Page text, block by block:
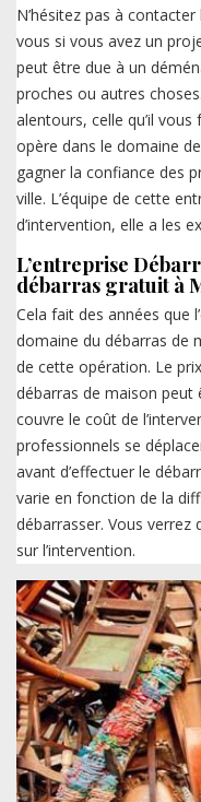
N’hésitez pas à
vous si vous avez un
peut être due à un
proches ou autres
alentours, celle qu’il vous
opère dans le domaine
gagner la confiance des
ville. L’équipe de cette
d’intervention, elle a les
L’entreprise
débarras gratuit à
Cela fait des années que
domaine du débarras de
de cette opération. Le
débarras de maison peut
couvre le coût de
professionnels se
avant d’effectuer le
varie en fonction de la
débarrasser. Vous verrez
sur l’intervention.